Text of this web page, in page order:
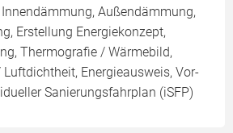
Außendämmung,
Erstellung Energiekonzept,
Thermografie / Wärmebild,
Energieausweis, Vor-
Sanierungsfahrplan (iSFP)